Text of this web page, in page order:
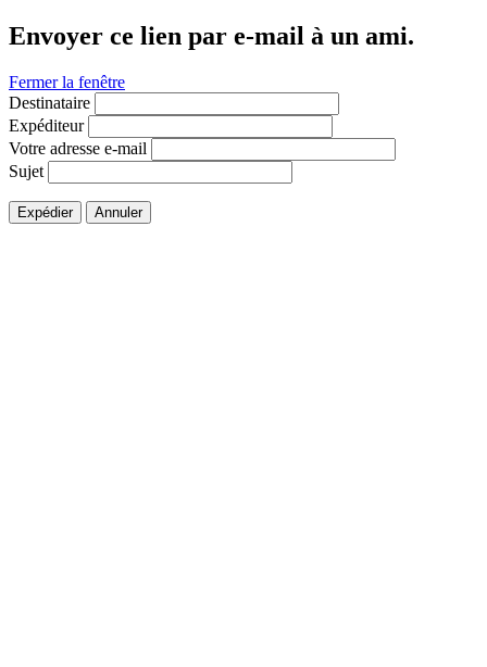
Envoyer ce lien par e-mail à un ami.
Fermer la fenêtre
Destinataire
Expéditeur
Votre adresse e-mail
Sujet
Expédier Annuler